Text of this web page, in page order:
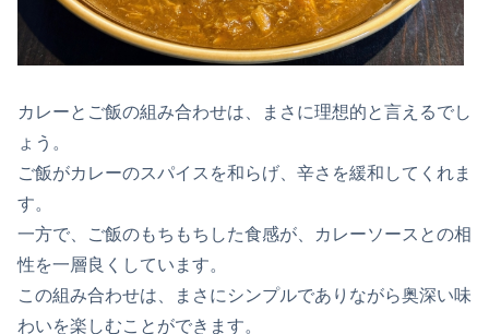
カレーとご飯の組み合わせは、まさに理想的と言えるでし
ょう。
ご飯がカレーのスパイスを和らげ、辛さを緩和してくれま
す。
一方で、ご飯のもちもちした食感が、カレーソースとの相
性を一層良くしています。
この組み合わせは、まさにシンプルでありながら奥深い味
わいを楽しむことができます。